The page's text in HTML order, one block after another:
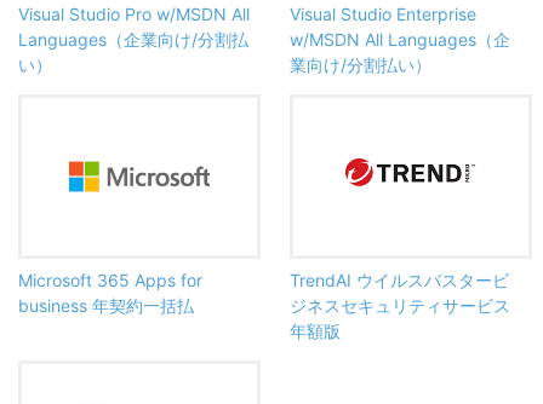
Visual Studio Pro w/MSDN All
Languages（企業向け/分割払
い）
Visual Studio Enterprise
w/MSDN All Languages（企
業向け/分割払い）
Microsoft 365 Apps for
business 年契約一括払
TrendAI ウイルスバスタービ
ジネスセキュリティサービス
年額版